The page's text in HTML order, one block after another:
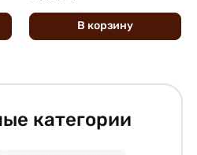
В корзину
категории